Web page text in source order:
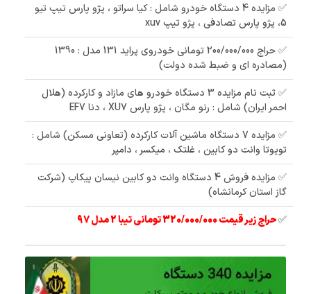
✅ مزایده 4 دستگاه خودرو شامل : کیا سراتو ، پژو پارس تیپ تیو
5، پژو پارس تصادفی ، پژو تیپ xuv
✅ حراج 200/000/000 تومانی خودروی پراید 131 مدل : 1390
(مصادره ای و ضبط شده دولت)
✅ ثبت نام مزایده 3 دستگاه خودرو های مازاد و کارکرده (هلال
احمر ایران) شامل : رنو مگان ، پژو پارس XU7 ، دنا EF7
✅ مزایده 7 دستگاه ماشین آلات کارکرده (تعاونی مسکن) شامل :
تویوتا وانت دو کابین ، غلتک ، میکسر ، دامپر
✅ مزایده فروش 4 دستگاه وانت دو کابین نیسان پیکاپ (شرکت
گاز استان کرمانشاه)
✅حراج زیر قیمت 320/000/000 تومانی تیبا 2 مدل 97